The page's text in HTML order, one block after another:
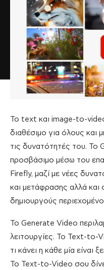
To text και image-to-
διαθέσιμο για όλους και
τις δυνατότητές του. Το
προσβάσιμο μέσω του
Firefly, μαζί με νέες
και μετάφρασης αλλά και
δημιουργούς
Το Generate Video
λειτουργίες. Το Text-to-
τι κάνει η κάθε μία είναι
Το Text-to-Video σου